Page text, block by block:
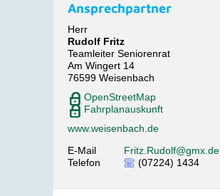
Ansprechpartner
Herr
Rudolf Fritz
Teamleiter Seniorenrat
Am Wingert 14
76599 Weisenbach
OpenStreetMap
Fahrplanauskunft
www.weisenbach.de
E-Mail
Fritz.Rudolf@gmx.de
Telefon
(07224) 1434